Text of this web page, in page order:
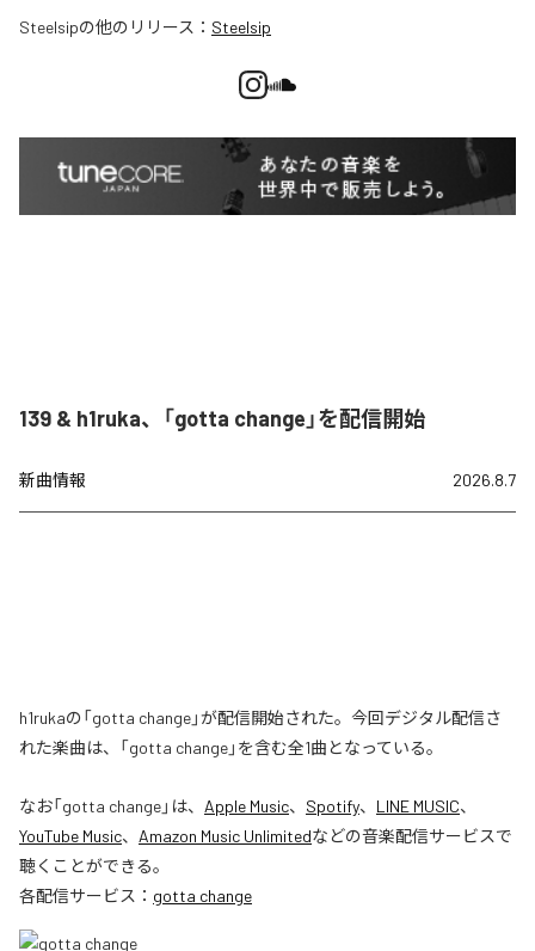
Steelsipの他のリリース： Steelsip
139 & h1ruka、「gotta change」を配信開始
新曲情報 2026.8.7
h1rukaの「gotta change」が配信開始された。今回デジタル配信さ
れた楽曲は、「gotta change」を含む全1曲となっている。
なお「gotta change」は、 Apple Music、 Spotify、 LINE MUSIC、
YouTube Music、 Amazon Music Unlimitedなどの音楽配信サービスで
聴くことができる。
各配信サービス： gotta change